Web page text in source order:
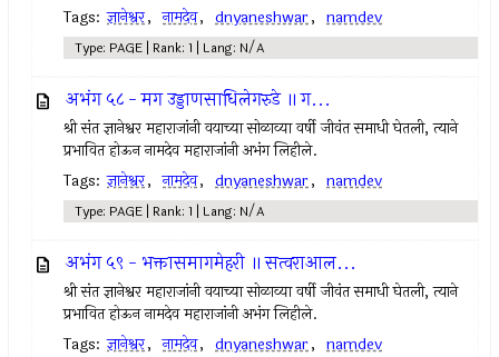
Tags: ज्ञानेश्वर, नामदेव, dnyaneshwar, namdev
Type: PAGE | Rank: 1 | Lang: N/A
अभंग ५८ - मग उड्डाणसाधिलेगरुडे ॥ ग...
श्री संत ज्ञानेश्वर महाराजांनी वयाच्या सोळाव्या वर्षी जीवंत समाधी घेतली, त्याने
प्रभावित होऊन नामदेव महाराजांनी अभंग लिहीले.
Tags: ज्ञानेश्वर, नामदेव, dnyaneshwar, namdev
Type: PAGE | Rank: 1 | Lang: N/A
अभंग ५९ - भक्तासमागमेहरी ॥ सत्वराआल...
श्री संत ज्ञानेश्वर महाराजांनी वयाच्या सोळाव्या वर्षी जीवंत समाधी घेतली, त्याने
प्रभावित होऊन नामदेव महाराजांनी अभंग लिहीले.
Tags: ज्ञानेश्वर, नामदेव, dnyaneshwar, namdev